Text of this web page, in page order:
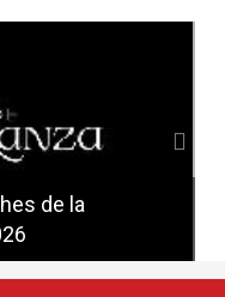
de la
en